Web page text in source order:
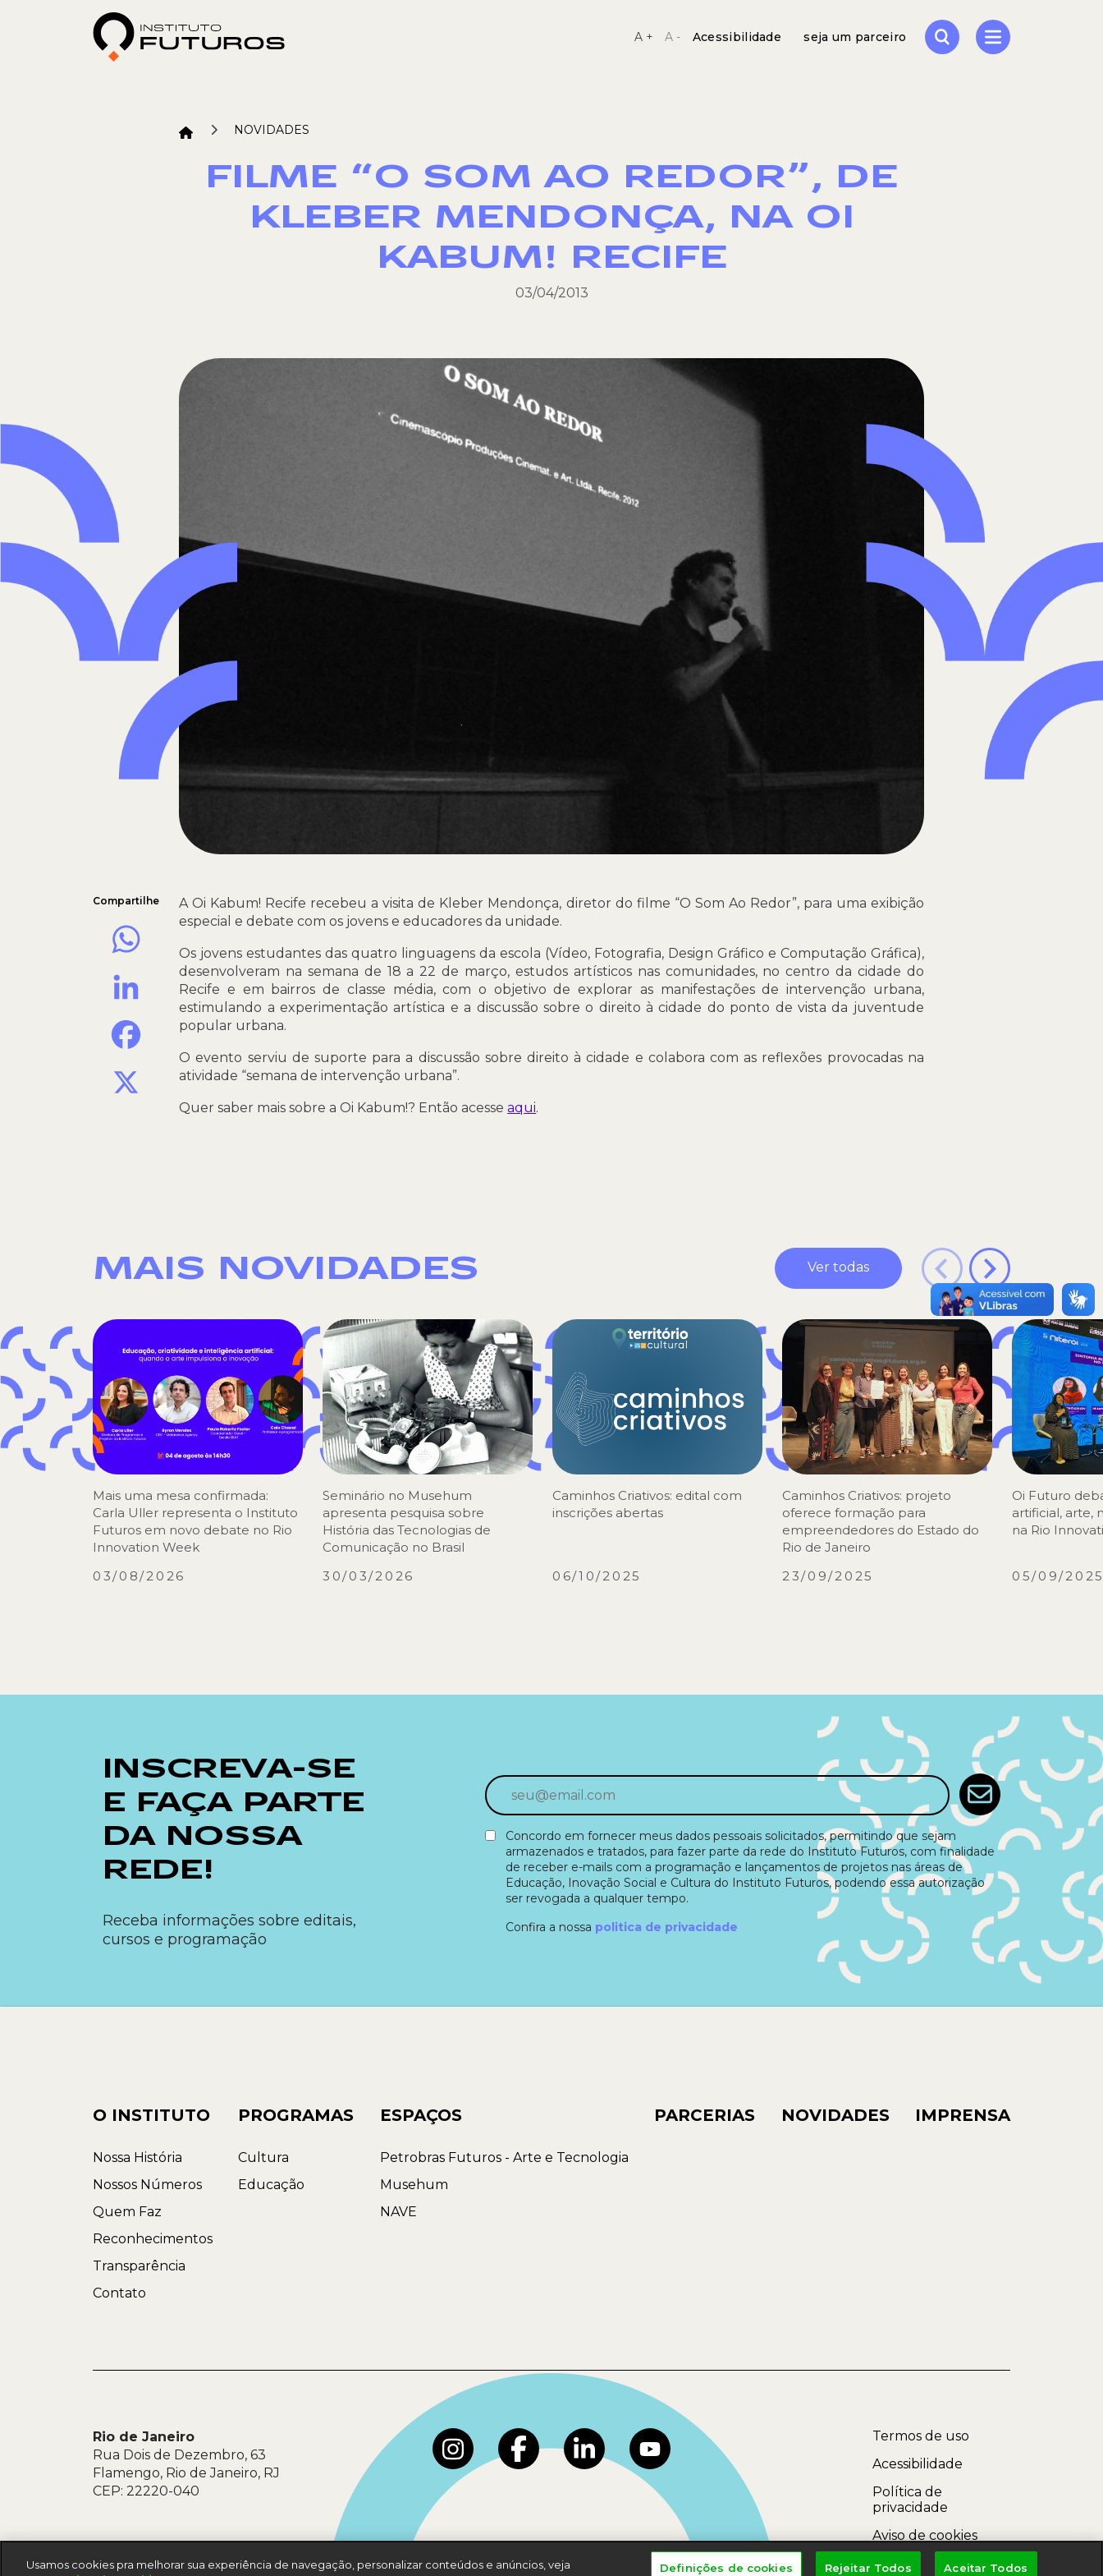
A + A - Acessibilidade seja um parceiro
NOVIDADES
FILME “O SOM AO REDOR”, DE
KLEBER MENDONÇA, NA OI
KABUM! RECIFE
03/04/2013
A Oi Kabum! Recife recebeu a visita de Kleber Mendonça, diretor do filme “O Som Ao Redor”, para uma exibição
especial e debate com os jovens e educadores da unidade.
Os jovens estudantes das quatro linguagens da escola (Vídeo, Fotografia, Design Gráfico e Computação Gráfica),
desenvolveram na semana de 18 a 22 de março, estudos artísticos nas comunidades, no centro da cidade do
Recife e em bairros de classe média, com o objetivo de explorar as manifestações de intervenção urbana,
estimulando a experimentação artística e a discussão sobre o direito à cidade do ponto de vista da juventude
popular urbana.
O evento serviu de suporte para a discussão sobre direito à cidade e colabora com as reflexões provocadas na
atividade “semana de intervenção urbana”.
Quer saber mais sobre a Oi Kabum!? Então acesseaqui.
Compartilhe
WhatsApp
LinkedIn
Facebook
MAIS NOVIDADES Ver todas
Mais uma mesa confirmada:
Carla Uller representa o Instituto
Futuros em novo debate no Rio
Innovation Week
03/08/2026
Seminário no Musehum
apresenta pesquisa sobre
História das Tecnologias de
Comunicação no Brasil
30/03/2026
Caminhos Criativos: edital com
inscrições abertas
06/10/2025
Caminhos Criativos: projeto
oferece formação para
empreendedores do Estado do
Rio de Janeiro
23/09/2025
Oi Futuro
artificial, arte,
na Rio
05/09/
INSCREVA-SE
E FAÇA PARTE
DA NOSSA
REDE!
Receba informações sobre editais,
cursos e programação
Concordo em fornecer meus dados pessoais solicitados, permitindo que sejam
armazenados e tratados, para fazer parte da rede do Instituto Futuros, com finalidade
de receber e-mails com a programação e lançamentos de projetos nas áreas de
Educação, Inovação Social e Cultura do Instituto Futuros, podendo essa autorização
ser revogada a qualquer tempo.
Confira a nossa politica de privacidade
O INSTITUTO
Nossa História
Nossos Números
Quem Faz
Reconhecimentos
Transparência
Contato
PROGRAMAS
Cultura
Educação
ESPAÇOS
Petrobras Futuros - Arte e Tecnologia
Musehum
NAVE
PARCERIAS NOVIDADES IMPRENSA
Rio de Janeiro
Rua Dois de Dezembro, 63
Flamengo, Rio de Janeiro, RJ
CEP: 22220-040
Termos de uso
Acessibilidade
Política de
privacidade
Aviso de cookies
Usamos cookies pra melhorar sua experiência de navegação, personalizar conteúdos e anúncios, veja
Definições de cookies Rejeitar Todos Aceitar Todos